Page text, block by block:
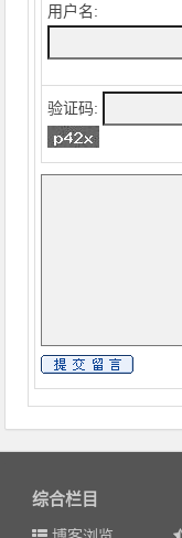
用户名:
验证码:
综合栏目